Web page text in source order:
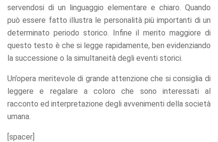
servendosi di un linguaggio elementare e chiaro. Quando
può essere fatto illustra le personalità più importanti di un
determinato periodo storico. Infine il merito maggiore di
questo testo è che si legge rapidamente, ben evidenziando
la successione o la simultaneità degli eventi storici.
Un’opera meritevole di grande attenzione che si consiglia di
leggere e regalare a coloro che sono interessati al
racconto ed interpretazione degli avvenimenti della società
umana.
[spacer]